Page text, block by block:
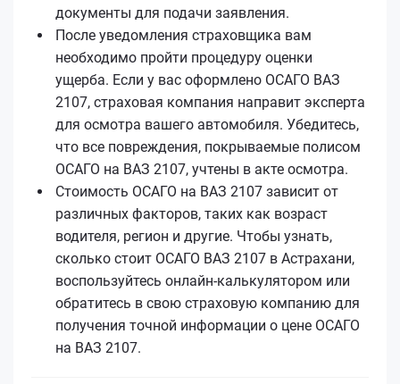
документы для подачи заявления.
После уведомления страховщика вам
необходимо пройти процедуру оценки
ущерба. Если у вас оформлено ОСАГО ВАЗ
2107, страховая компания направит эксперта
для осмотра вашего автомобиля. Убедитесь,
что все повреждения, покрываемые полисом
ОСАГО на ВАЗ 2107, учтены в акте осмотра.
Стоимость ОСАГО на ВАЗ 2107 зависит от
различных факторов, таких как возраст
водителя, регион и другие. Чтобы узнать,
сколько стоит ОСАГО ВАЗ 2107 в Астрахани,
воспользуйтесь онлайн-калькулятором или
обратитесь в свою страховую компанию для
получения точной информации о цене ОСАГО
на ВАЗ 2107.